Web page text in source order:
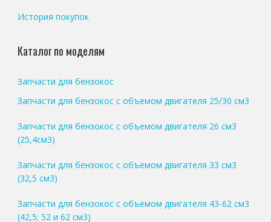
История покупок
Каталог по моделям
Запчасти для бензокос
Запчасти для бензокос с объемом двигателя 25/30 см3
Запчасти для бензокос с объемом двигателя 26 см3
(25,4см3)
Запчасти для бензокос с объемом двигателя 33 см3
(32,5 см3)
Запчасти для бензокос с объемом двигателя 43-62 см3
(42,5; 52 и 62 см3)